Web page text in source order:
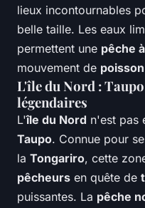
lieux incontournables
belle taille. Les eaux
permettent une pêche
mouvement de poisson
L'île du Nord :
légendaires
L'île du Nord n'est pas
Taupo. Connue pour
la Tongariro, cette
pêcheurs en quête de
puissantes. La pêche